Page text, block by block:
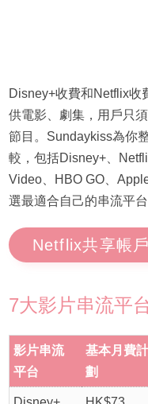
Disney+收費和Netflix收
供電影、劇集，用戶只
節目。Sundaykiss為你
較，包括Disney+、
Video、HBO GO、
選最適合自己的串流平台
Netflix共享帳
7大影片串流平
影片串流
平台
基本月費計
劃